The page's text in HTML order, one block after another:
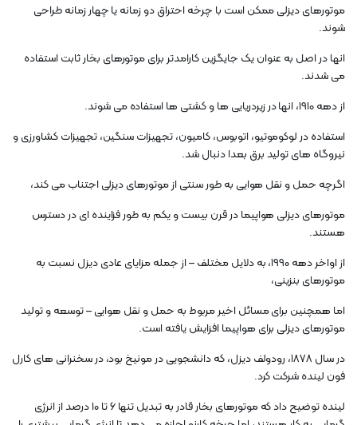
موتورهای دیزلی ممکن است با چرخه احتراق دو زمانه یا چهار زمانه طراحی
شوند.
انها در اصل به عنوان یک جایگزین کارامدتر برای موتورهای بخار ثابت استفاده
می شدند.
از دهه 1910، انها در زیردریایی ها و کشتی ها استفاده می شوند.
استفاده در لوکوموتیو، اتوبوس، کامیون، تجهیزات سنگین، تجهیزات کشاورزی و
نیروگاه های تولید برق بعدا دنبال شد.
اگرچه حمل و نقل هوایی به طور سنتی از موتورهای دیزلی اجتناب می کند،
موتورهای دیزلی هواپیما در قرن بیست و یکم به طور فزاینده ای در دسترس
هستند.
از اواخر دهه 1990، به دلایل مختلف – از جمله مزایای عادی دیزل نسبت به
موتورهای بنزینی،
اما همچنین برای مسائل اخیر مربوط به حمل و نقل هوایی – توسعه و تولید
موتورهای دیزلی برای هواپیما افزایش یافته است.
در سال 1878، رودولف دیزل، که دانشجویی در مونیخ بود، در سخنرانی های کارل
فون لینده شرکت کرد.
لینده توضیح داد که موتورهای بخار قادر به تبدیل تنها ۶ تا ۱۰ درصد از انرژی